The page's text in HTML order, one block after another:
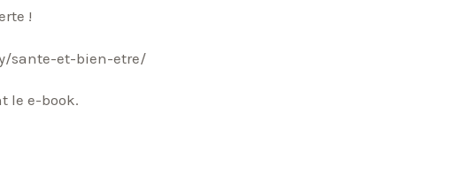
!
sante-et-bien-etre/
le e-book.